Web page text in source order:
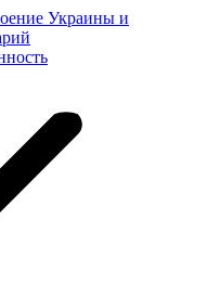
Украины и